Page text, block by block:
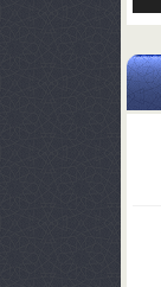
یا
صدا
کلیدهای